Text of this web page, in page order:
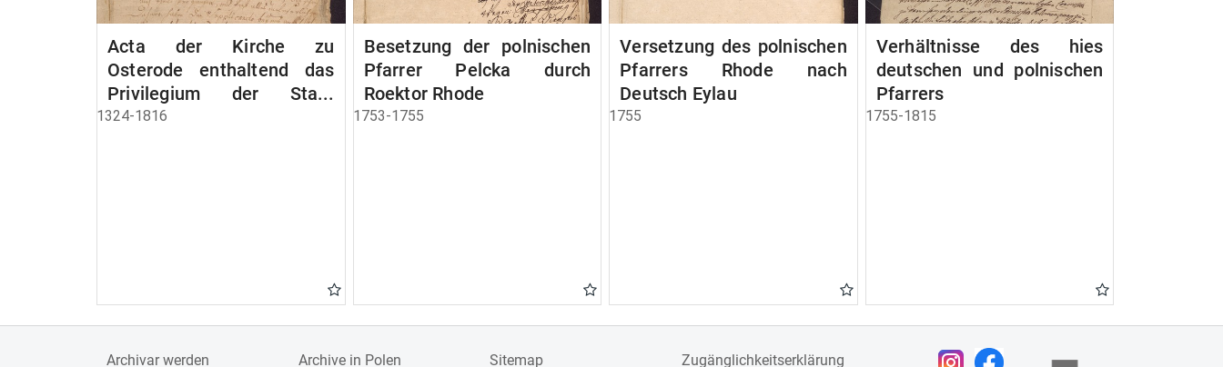
Acta der Kirche zu
Osterode enthaltend das
Privilegium der Stadt
Osterode
1324-1816
Besetzung der polnischen
Pfarrer Pelcka durch
Roektor Rhode
1753-1755
Versetzung des polnischen
Pfarrers Rhode nach
Deutsch Eylau
1755
Verhältnisse des hies
deutschen und polnischen
Pfarrers
1755-1815
Archivar werden Archive in Polen Sitemap Zugänglichkeitserklärung